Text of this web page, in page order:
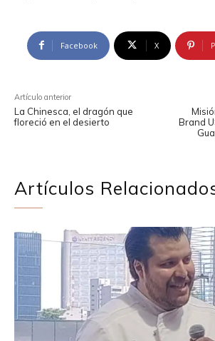
Facebook X
Artículo anterior
La Chinesca, el dragón que
floreció en el desierto
Brand
Artículos